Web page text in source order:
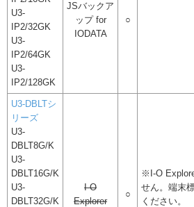
U3-
IP2/32GK
U3-
IP2/64GK
U3-
IP2/128GK
JSバックア
ップ for
IODATA
○
U3-DBLTシ
リーズ
U3-
DBLT8G/K
U3-
DBLT16G/K
U3-
DBLT32G/K
I-O
Explorer
○
※I-O
せん。端末
ください。